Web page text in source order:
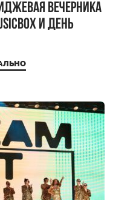
вечерника
и день